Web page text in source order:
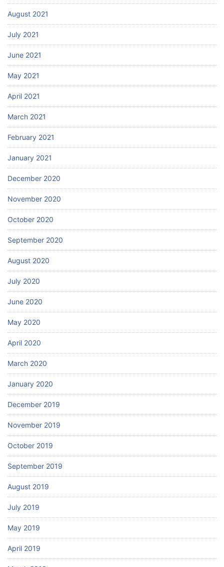
August 2021
July 2021
June 2021
May 2021
April 2021
March 2021
February 2021
January 2021
December 2020
November 2020
October 2020
September 2020
August 2020
July 2020
June 2020
May 2020
April 2020
March 2020
January 2020
December 2019
November 2019
October 2019
September 2019
August 2019
July 2019
May 2019
April 2019